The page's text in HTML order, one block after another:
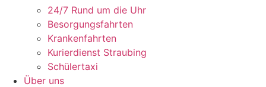
24/7 Rund um die Uhr
Besorgungsfahrten
Krankenfahrten
Kurierdienst Straubing
Schülertaxi
Über uns